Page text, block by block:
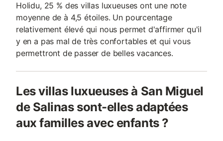
Holidu, 25 % des villas luxueuses ont une note
moyenne de à 4,5 étoiles. Un pourcentage
relativement élevé qui nous permet d'affirmer qu'il
y en a pas mal de très confortables et qui vous
permettront de passer de belles vacances.
Les villas luxueuses à San Miguel
de Salinas sont-elles adaptées
aux familles avec enfants ?